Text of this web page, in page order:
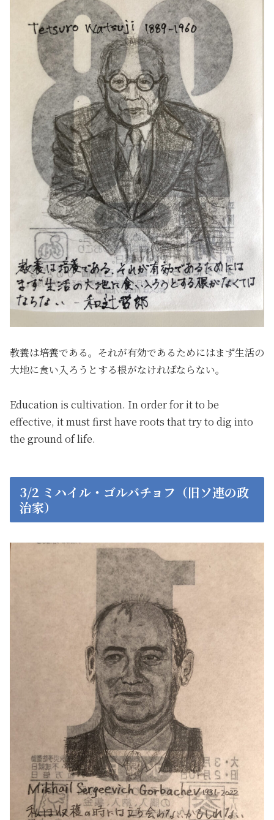
教養は培養である。それが有効であるためにはまず生活の
大地に食い入ろうとする根がなければならない。
Education is cultivation. In order for it to be
effective, it must first have roots that try to dig into
the ground of life.
3/2 ミハイル・ゴルバチョフ（旧ソ連の政
治家）